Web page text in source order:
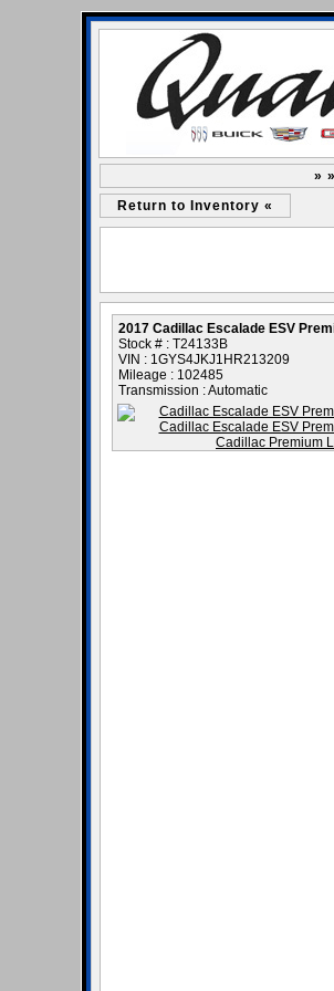
»
Return to Inventory «
2017 Cadillac Escalade ESV
Stock # : T24133B
VIN : 1GYS4JKJ1HR213209
Mileage : 102485
Transmission : Automatic